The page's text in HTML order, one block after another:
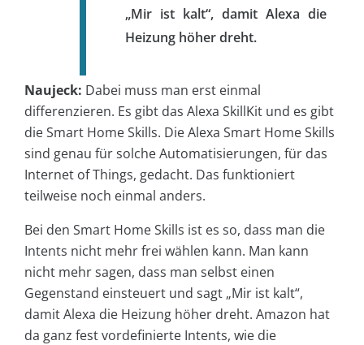
„Mir ist kalt“, damit Alexa die
Heizung höher dreht.
Naujeck: Dabei muss man erst einmal
differenzieren. Es gibt das Alexa SkillKit und es gibt
die Smart Home Skills. Die Alexa Smart Home Skills
sind genau für solche Automatisierungen, für das
Internet of Things, gedacht. Das funktioniert
teilweise noch einmal anders.
Bei den Smart Home Skills ist es so, dass man die
Intents nicht mehr frei wählen kann. Man kann
nicht mehr sagen, dass man selbst einen
Gegenstand einsteuert und sagt „Mir ist kalt“,
damit Alexa die Heizung höher dreht. Amazon hat
da ganz fest vordefinierte Intents, wie die